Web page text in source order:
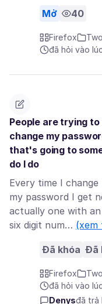
Mở 40
Firefox
đã hỏi vào
People are trying
change my
that's going to
do I do
Every time I
my password I get
actually one with
six digit num… (xem
Đã khóa Đã
Firefox
đã hỏi vào
Denysđã trả